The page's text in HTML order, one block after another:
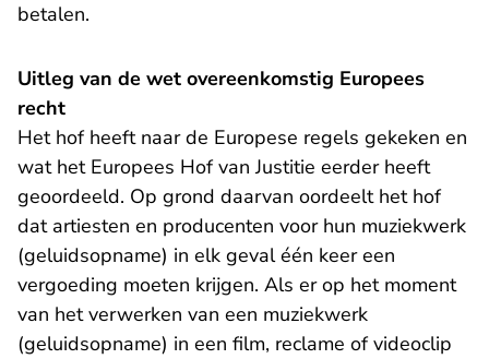
betalen.
Uitleg van de wet overeenkomstig Europees
recht
Het hof heeft naar de Europese regels gekeken en
wat het Europees Hof van Justitie eerder heeft
geoordeeld. Op grond daarvan oordeelt het hof
dat artiesten en producenten voor hun muziekwerk
(geluidsopname) in elk geval één keer een
vergoeding moeten krijgen. Als er op het moment
van het verwerken van een muziekwerk
(geluidsopname) in een film, reclame of videoclip